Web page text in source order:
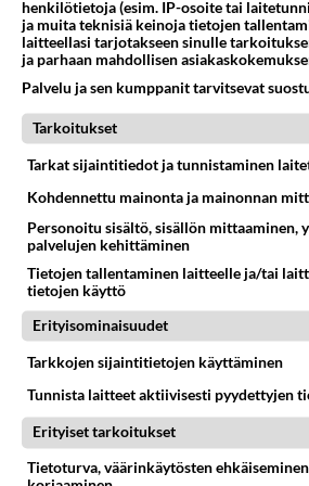
04.08.2026 18:50 Ikävä
Sinulle mies
04.08.2026 15:01
Ikävä
Mitä uskot hänen ajattelevan
😇
04.08.2026 18:30
Ikävä
Miia Heikkinen avautui !
04.08.2026 04:27
Judo
Mitä töitä kaivattusi on tehnyt?
05.08.2026 13:25
Ikävä
henkilötietoja (esim. IP-osoite tai
ja muita teknisiä keinoja tietojen
laitteellasi tarjotakseen sinulle
ja parhaan mahdollisen
Palvelu ja sen kumppanit tarvitsevat
Tarkoitukset
Tarkat sijaintitiedot ja tunnistaminen
Kohdennettu mainonta ja mainonnan
Personoitu sisältö, sisällön mittaaminen,
palvelujen kehittäminen
Tietojen tallentaminen laitteelle ja/tai
tietojen käyttö
Erityisominaisuudet
Tarkkojen sijaintitietojen käyttäminen
Tunnista laitteet aktiivisesti pyydettyjen
Erityiset tarkoitukset
Tietoturva, väärinkäytösten